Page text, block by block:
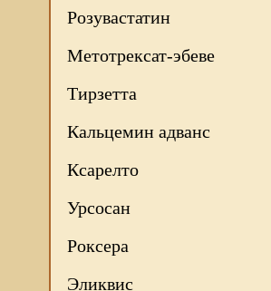
Розувастатин
Метотрексат-эбеве
Тирзетта
Кальцемин адванс
Ксарелто
Урсосан
Роксера
Эликвис